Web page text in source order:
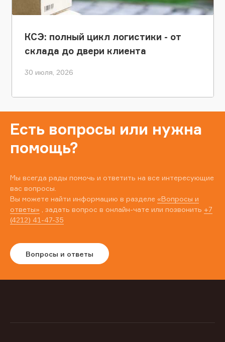
КСЭ: полный цикл логистики - от
склада до двери клиента
30 июля, 2026
Есть вопросы или нужна
помощь?
Мы всегда рады помочь и ответить на все интересующие
вас вопросы.
Вы можете найти информацию в разделе «Вопросы и
ответы» , задать вопрос в онлайн-чате или позвонить +7
(4212) 41-47-35
Вопросы и ответы